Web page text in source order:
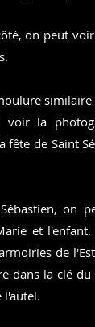
on peut
similaire
voir la
fête de Saint
on
et l'enfant.
de
dans la clé
l'autel.